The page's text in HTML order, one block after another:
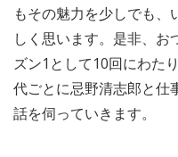
もその魅力を少しでも
しく思います。是非、
ズン1として10回にわた
代ごとに忌野清志郎と仕
話を伺っていきます。